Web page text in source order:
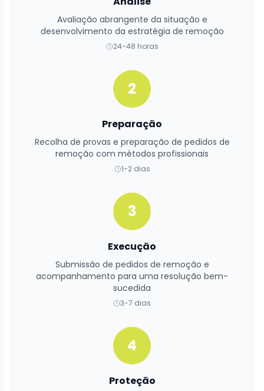
Avaliação abrangente da situação e
desenvolvimento da estratégia de remoção
24-48 horas
2
Preparação
Recolha de provas e preparação de pedidos de
remoção com métodos profissionais
1-2 dias
3
Execução
Submissão de pedidos de remoção e
acompanhamento para uma resolução bem-
sucedida
3-7 dias
4
Proteção